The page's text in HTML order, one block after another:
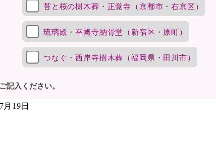
苔と桜の樹木葬・正覚寺（京都市・右京区）
琉璃殿・幸國寺納骨堂（新宿区・原町）
つなぐ・西岸寺樹木葬（福岡県・田川市）
記入ください。